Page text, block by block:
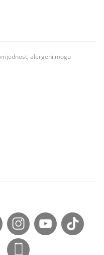
alergeni mogu